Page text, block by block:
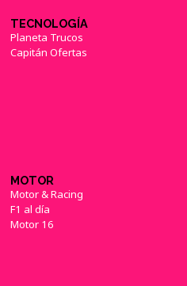
TECNOLOGÍA
Planeta Trucos
Capitán Ofertas
MOTOR
Motor & Racing
F1 al día
Motor 16